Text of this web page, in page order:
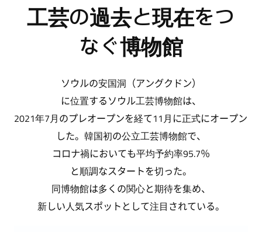
工芸の過去と現在をつ
なぐ博物館
ソウルの安国洞（アングクドン）
に位置するソウル工芸博物館は、
2021年7月のプレオープンを経て11月に正式にオープン
した。韓国初の公立工芸博物館で、
コロナ禍においても平均予約率95.7％
と順調なスタートを切った。
同博物館は多くの関心と期待を集め、
新しい人気スポットとして注目されている。